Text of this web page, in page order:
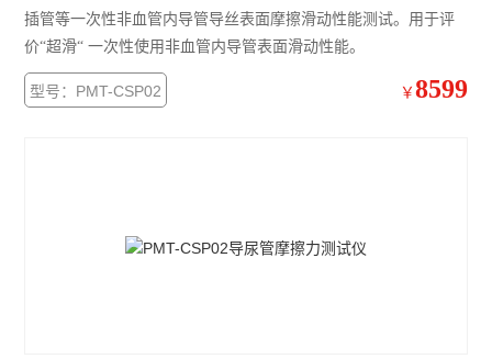
插管等一次性非血管内导管导丝表面摩擦滑动性能测试。用于评
价“超滑“ 一次性使用非血管内导管表面滑动性能。
型号：PMT-CSP02 ￥ 8599